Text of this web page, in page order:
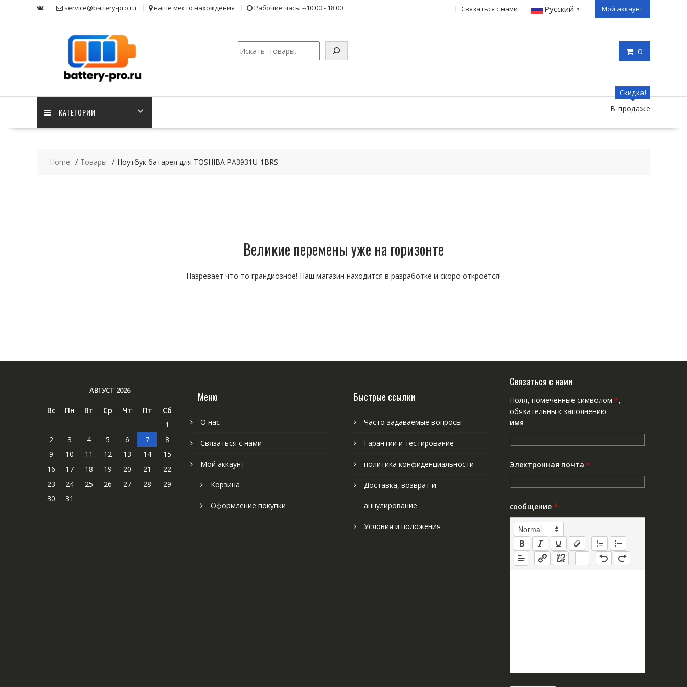
service@battery-pro.ru наше место нахождения Рабочие часы --10:00 - 18:00 Связаться с нами Русский ▼ Мой аккаунт
0
Поиск
КАТЕГОРИИ
Скидка!
В продаже
Home Товары Ноутбук батарея для TOSHIBA PA3931U-1BRS
Великие перемены уже на горизонте
Назревает что-то грандиозное! Наш магазин находится в разработке и скоро откроется!
АВГУСТ 2026
Вс Пн Вт Ср Чт Пт
Сб
1
2
3 4 5 6 7
8
9
10 11 12 13 14
15
16
17 18 19 20 21
22
23
24 25 26 27 28
29
30
31
Меню
О нас
Связаться с нами
Мой аккаунт
Корзина
Оформление покупки
Быстрые ссылки
Часто задаваемые вопросы
Гарантии и тестирование
политика конфиденциальности
Доставка, возврат и
аннулирование
Условия и положения
Связаться с нами
Поля, помеченные символом *,
обязательны к заполнению
имя
Электронная почта *
сообщение *